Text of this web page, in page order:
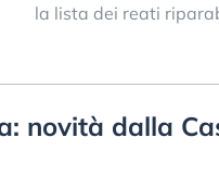
la lista dei reati
novità dalla